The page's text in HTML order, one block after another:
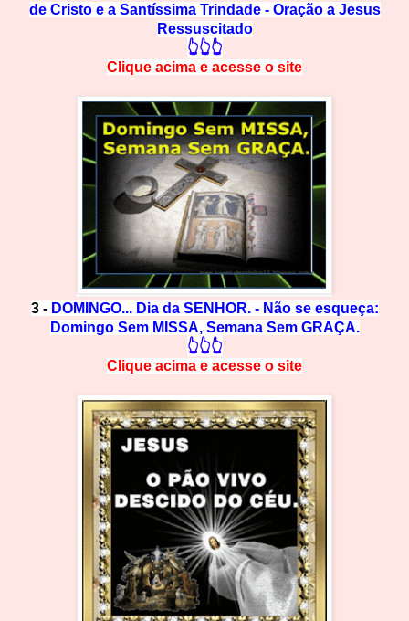
de Cristo e a Santíssima Trindade - Oração a Jesus
Ressuscitado
👆👆👆
Clique acima e acesse o site
3 - DOMINGO... Dia da SENHOR. - Não se esqueça:
Domingo Sem MISSA, Semana Sem GRAÇA.
👆👆👆
Clique acima e acesse o site